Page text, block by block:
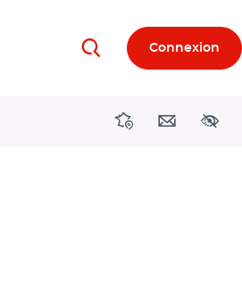
RechercherConnexion
DirectionsContact